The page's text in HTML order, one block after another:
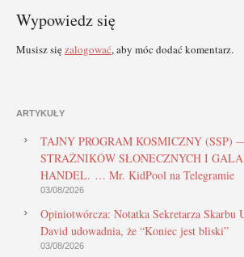
Wypowiedz się
Musisz sięzalogować, aby móc dodać komentarz.
ARTYKUŁY
TAJNY PROGRAM KOSMICZNY (SSP)
STRAŻNIKÓW SŁONECZNYCH I
HANDEL. … Mr. KidPool na Telegramie
03/08/2026
Opiniotwórcza: Notatka Sekretarza Skarbu
David udowadnia, że “Koniec jest bliski”
03/08/2026